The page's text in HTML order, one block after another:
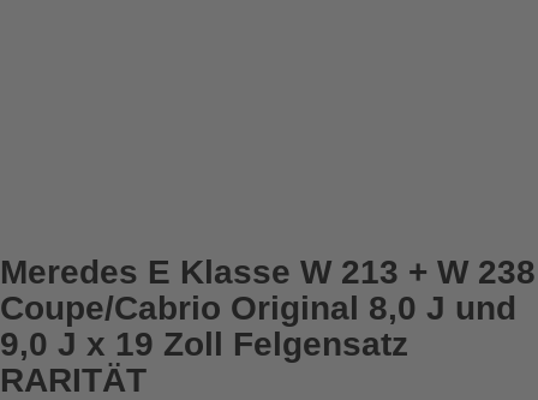
Meredes E Klasse W 213 + W 238
Coupe/Cabrio Original 8,0 J und
9,0 J x 19 Zoll Felgensatz
RARITÄT